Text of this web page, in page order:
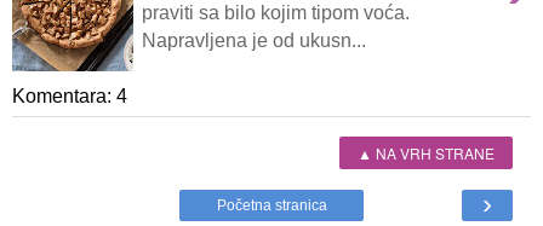
praviti sa bilo kojim tipom voća.
Napravljena je od ukusn...
Komentara: 4
▲ NA VRH STRANE
›
Početna stranica